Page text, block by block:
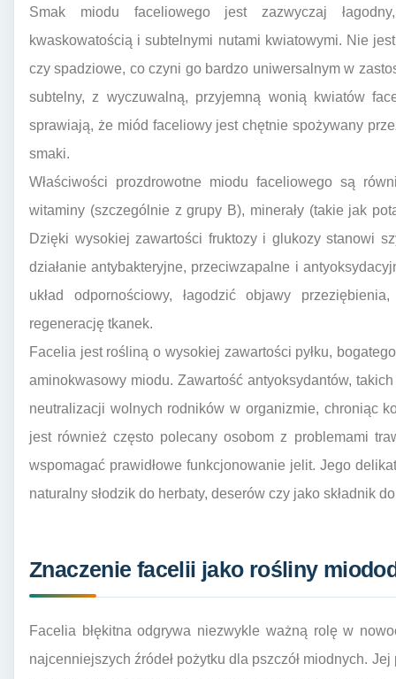
Smak miodu faceliowego jest zazwyczaj
kwaskowatością i subtelnymi nutami kwiatowymi. Nie
czy spadziowe, co czyni go bardzo uniwersalnym w
subtelny, z wyczuwalną, przyjemną wonią kwiatów
sprawiają, że miód faceliowy jest chętnie spożywany
smaki.
Właściwości prozdrowotne miodu faceliowego są
witaminy (szczególnie z grupy B), minerały (takie jak
Dzięki wysokiej zawartości fruktozy i glukozy stanowi
działanie antybakteryjne, przeciwzapalne i
układ odpornościowy, łagodzić objawy
regenerację tkanek.
Facelia jest rośliną o wysokiej zawartości pyłku,
aminokwasowy miodu. Zawartość antyoksydantów,
neutralizacji wolnych rodników w organizmie, chroniąc
jest również często polecany osobom z problemami
wspomagać prawidłowe funkcjonowanie jelit. Jego
naturalny słodzik do herbaty, deserów czy jako składnik
Znaczenie facelii jako rośliny
Facelia błękitna odgrywa niezwykle ważną rolę w
najcenniejszych źródeł pożytku dla pszczół miodnych.